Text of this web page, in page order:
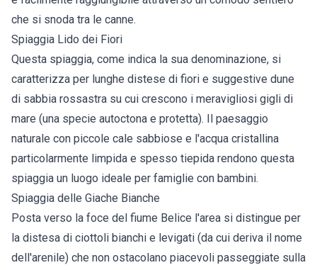
che si snoda tra le canne.
Spiaggia Lido dei Fiori
Questa spiaggia, come indica la sua denominazione, si
caratterizza per lunghe distese di fiori e suggestive dune
di sabbia rossastra su cui crescono i meravigliosi gigli di
mare (una specie autoctona e protetta). Il paesaggio
naturale con piccole cale sabbiose e l'acqua cristallina
particolarmente limpida e spesso tiepida rendono questa
spiaggia un luogo ideale per famiglie con bambini.
Spiaggia delle Giache Bianche
Posta verso la foce del fiume Belice l'area si distingue per
la distesa di ciottoli bianchi e levigati (da cui deriva il nome
dell'arenile) che non ostacolano piacevoli passeggiate sulla